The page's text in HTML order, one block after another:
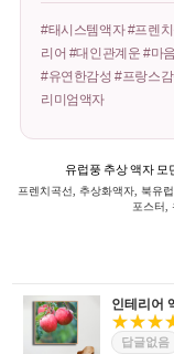
#태시스템액자 #프렌
리어 #대인관계운 #마
#유연한감성 #프랑스
리미엄액자
유럽풍 추상 액자 모
프렌치곡선, 추상화액자, 북유
포스터,
인테리어
답글없음